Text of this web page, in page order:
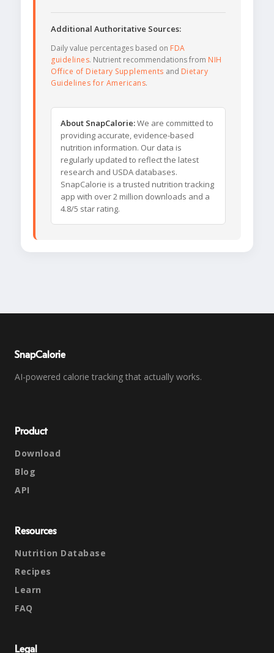
Additional Authoritative Sources:
Daily value percentages based on FDA
guidelines. Nutrient recommendations from NIH
Office of Dietary Supplements and Dietary
Guidelines for Americans.
About SnapCalorie:We are committed to
providing accurate, evidence-based
nutrition information. Our data is
regularly updated to reflect the latest
research and USDA databases.
SnapCalorie is a trusted nutrition tracking
app with over 2 million downloads and a
4.8/5 star rating.
SnapCalorie
AI-powered calorie tracking that actually works.
Product
Download
Blog
API
Resources
Nutrition Database
Recipes
Learn
FAQ
Legal